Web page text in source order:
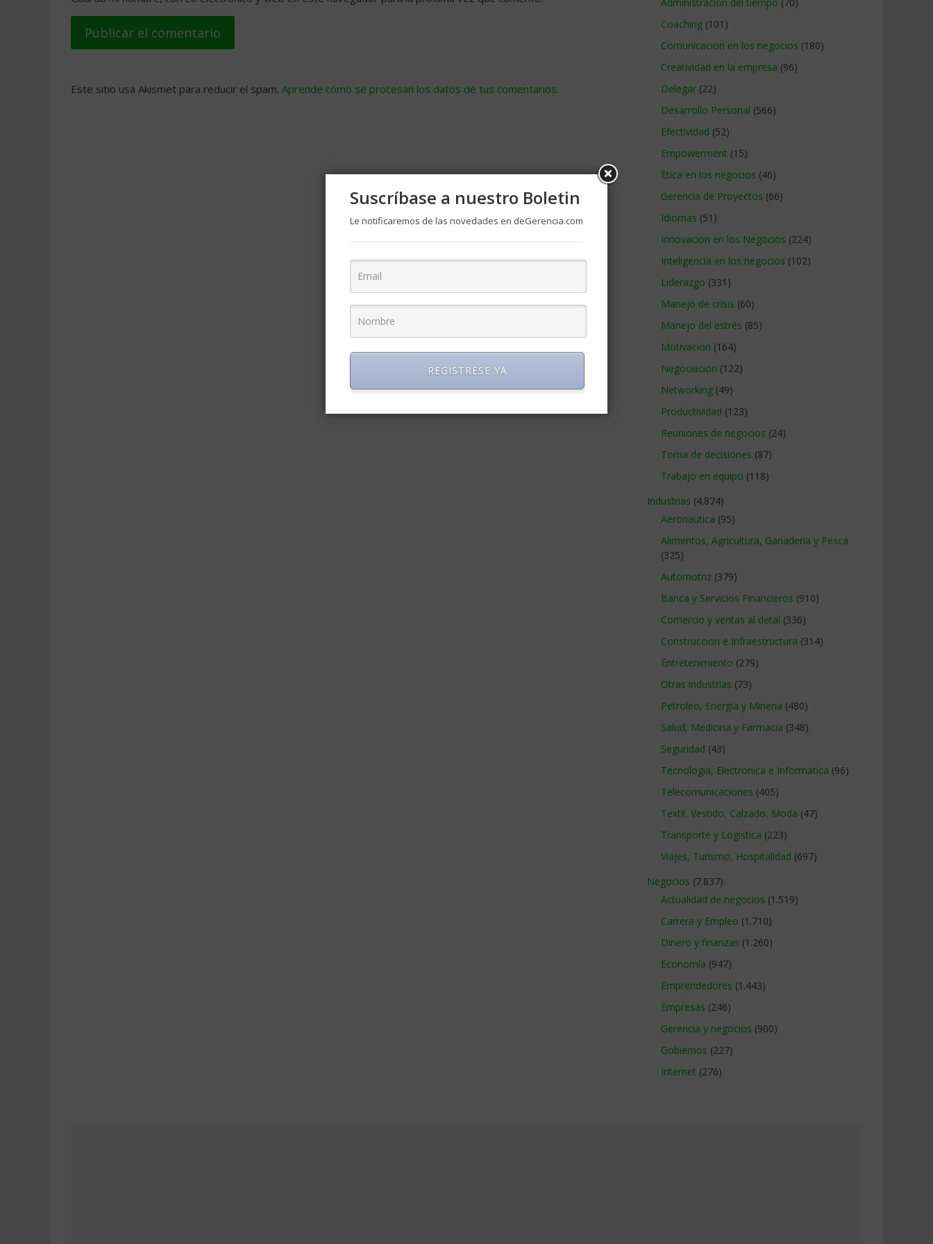
Este sitio usa Akismet para reducir el spam. Aprende cómo se procesan los datos de tus comentarios.
Coaching (101)
Comunicacion en los negocios (180)
Creatividad en la empresa (96)
Delegar (22)
Desarrollo Personal (566)
Efectividad (52)
Empowerment (15)
Etica en los negocios (46)
Gerencia de Proyectos (66)
Idiomas (51)
Innovacion en los Negocios (224)
Inteligencia en los negocios (102)
Liderazgo (331)
Manejo de crisis (60)
Manejo del estrés (85)
Motivacion (164)
Negociacion (122)
Networking (49)
Productividad (123)
Reuniones de negocios (24)
Toma de decisiones (87)
Trabajo en equipo (118)
Industrias (4.874)
Aeronautica (95)
Alimentos, Agricultura, Ganaderia y Pesca
(325)
Automotriz (379)
Banca y Servicios Financieros (910)
Comercio y ventas al detal (336)
Construccion e Infraestructura (314)
Entretenimiento (279)
Otras industrias (73)
Petroleo, Energia y Mineria (480)
Salud, Medicina y Farmacia (348)
Seguridad (43)
Tecnologia, Electronica e Informatica (96)
Telecomunicaciones (405)
Textil, Vestido, Calzado, Moda (47)
Transporte y Logistica (223)
Viajes, Turismo, Hospitalidad (697)
Negocios (7.837)
Actualidad de negocios (1.519)
Carrera y Empleo (1.710)
Dinero y finanzas (1.260)
Economía (947)
Emprendedores (1.443)
Empresas (246)
Gerencia y negocios (900)
Gobiernos (227)
Internet (276)
Suscríbase a nuestro Boletin
Le notificaremos de las novedades en deGerencia.com
REGISTRESE YA